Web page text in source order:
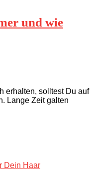
und wie
erhalten, solltest Du auf
Lange Zeit galten